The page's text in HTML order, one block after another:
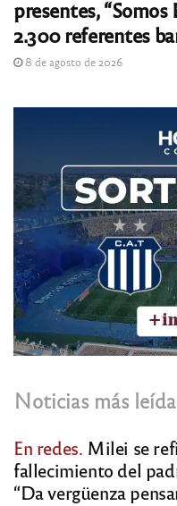
presentes, “Somos
2.300 referentes
8 de agosto de 2026
Noticias más
En redes. Milei se
fallecimiento del
“Da vergüenza